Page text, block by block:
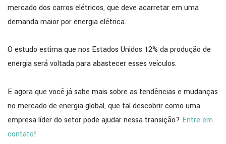
mercado dos carros elétricos, que deve acarretar em uma
demanda maior por energia elétrica.
O estudo estima que nos Estados Unidos 12% da produção de
energia será voltada para abastecer esses veículos.
E agora que você já sabe mais sobre as tendências e mudanças
no mercado de energia global, que tal descobrir como uma
empresa líder do setor pode ajudar nessa transição? Entre em
contato!